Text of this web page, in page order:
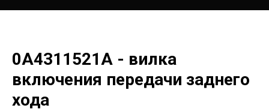
0A4311521A - вилка
включения передачи заднего
хода